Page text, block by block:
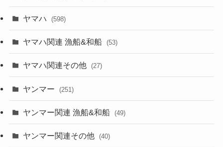
ヤマハ (598)
ヤマハ関連 漁船&和船 (53)
ヤマハ関連その他 (27)
ヤンマー (251)
ヤンマー関連 漁船&和船 (49)
ヤンマー関連その他 (40)